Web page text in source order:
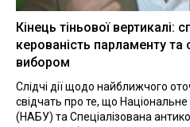
Кінець тіньової вертикалі:
керованість парламенту
вибором
Слідчі дії щодо найближчого
свідчать про те, що
(НАБУ) та Спеціалізована